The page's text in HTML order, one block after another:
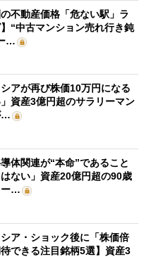
の不動産価格「危ない駅」ラ
“中古マンション売れ行き鈍
…
シアが再び株価10万円になる
資産3億円超のサラリーマン
…
導体関連が“本命”であること
ない」資産20億円超の90歳
ー…
シア・ショック後に「株価倍
できる注目銘柄5選】資産3